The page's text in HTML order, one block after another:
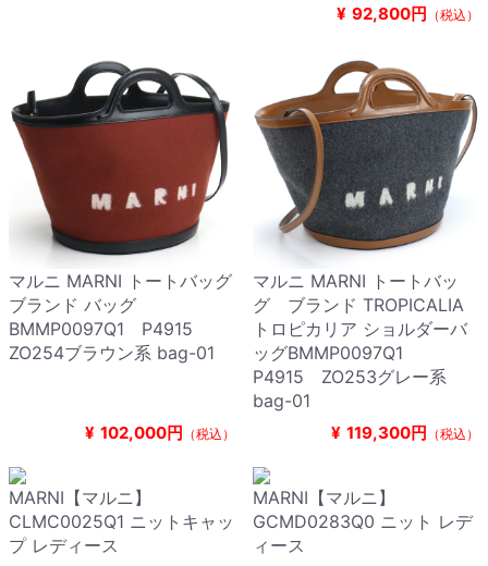
¥ 92,800円 （税込）
マルニ MARNI トートバッグ
ブランド バッグ
BMMP0097Q1 P4915
ZO254ブラウン系 bag-01
¥ 102,000円 （税込）
マルニ MARNI トートバッ
グ ブランド TROPICALIA
トロピカリア ショルダーバ
ッグBMMP0097Q1
P4915 ZO253グレー系
bag-01
¥ 119,300円 （税込）
MARNI【マルニ】
CLMC0025Q1 ニットキャッ
プ レディース
MARNI【マルニ】
GCMD0283Q0 ニット レデ
ィース